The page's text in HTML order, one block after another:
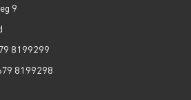
9
8199299
8199298